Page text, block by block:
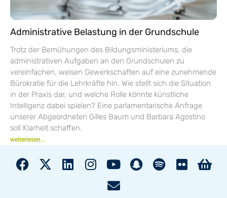
Administrative Belastung in der Grundschule
Trotz der Bemühungen des Bildungsministeriums, die
administrativen Aufgaben an den Grundschulen zu
vereinfachen, weisen Gewerkschaften auf eine zunehmende
Bürokratie für die Lehrkräfte hin. Wie stellt sich die Situation
in der Praxis dar, und welche Rolle könnte künstliche
Intelligenz dabei spielen? Eine parlamentarische Anfrage
unserer Abgeordneten Gilles Baum und Barbara Agostino
soll Klarheit schaffen.
weiterlesen...